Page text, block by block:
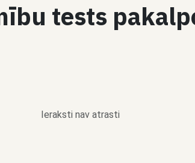
tests
Ieraksti nav atrasti